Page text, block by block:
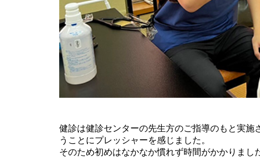
健診は健診センターの先生方のご指導のもと実
うことにプレッシャーを感じました。
そのため初めはなかなか慣れず時間がかかりま